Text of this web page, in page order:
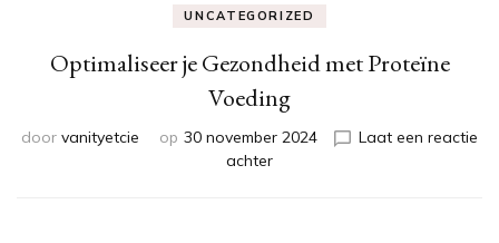
UNCATEGORIZED
Optimaliseer je Gezondheid met Proteïne
Voeding
door vanityetcie op 30 november 2024
Laat een reactie
achterop